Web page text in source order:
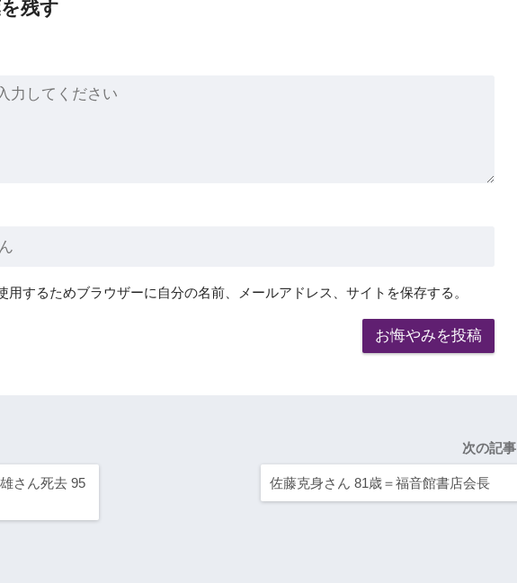
残す
用するためブラウザーに自分の名前、メールアドレス、サイトを保存する。
さん死去 95
次の記事
佐藤克身さん 81歳＝福音館書店会長